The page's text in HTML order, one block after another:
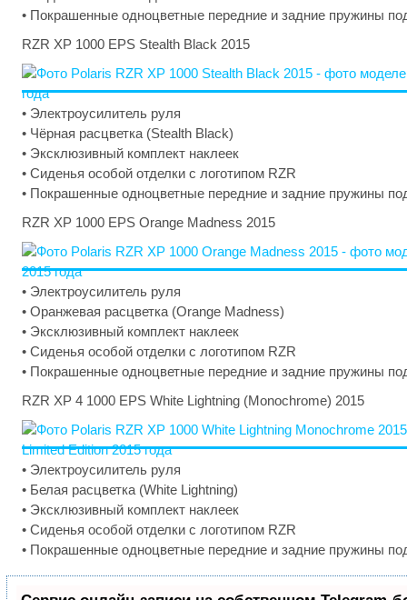
• Покрашенные одноцветные передние и задние пружины
RZR XP 1000 EPS Stealth Black 2015
• Электроусилитель руля
• Чёрная расцветка (Stealth Black)
• Эксклюзивный комплект наклеек
• Сиденья особой отделки с логотипом RZR
• Покрашенные одноцветные передние и задние пружины
RZR XP 1000 EPS Orange Madness 2015
• Электроусилитель руля
• Оранжевая расцветка (Orange Madness)
• Эксклюзивный комплект наклеек
• Сиденья особой отделки с логотипом RZR
• Покрашенные одноцветные передние и задние пружины
RZR XP 4 1000 EPS White Lightning (Monochrome) 2015
• Электроусилитель руля
• Белая расцветка (White Lightning)
• Эксклюзивный комплект наклеек
• Сиденья особой отделки с логотипом RZR
• Покрашенные одноцветные передние и задние пружины